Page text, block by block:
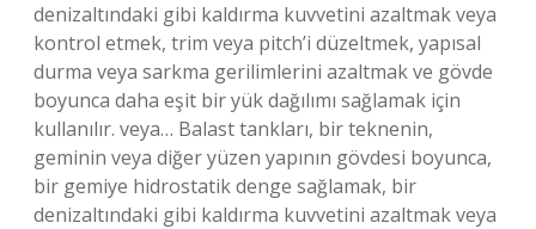
denizaltındaki gibi kaldırma kuvvetini azaltmak veya
kontrol etmek, trim veya pitch’i düzeltmek, yapısal
durma veya sarkma gerilimlerini azaltmak ve gövde
boyunca daha eşit bir yük dağılımı sağlamak için
kullanılır. veya… Balast tankları, bir teknenin,
geminin veya diğer yüzen yapının gövdesi boyunca,
bir gemiye hidrostatik denge sağlamak, bir
denizaltındaki gibi kaldırma kuvvetini azaltmak veya